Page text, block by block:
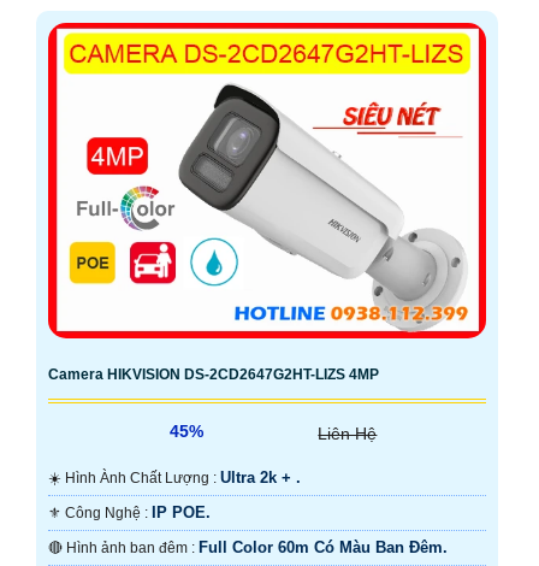
Camera HIKVISION DS-2CD2647G2HT-LIZS 4MP
45% Liên Hệ
☀️ Hình Ành Chất Lượng : Ultra 2k + .
⚜️ Công Nghệ : IP POE.
🔴 Hình ảnh ban đêm : Full Color 60m Có Màu Ban Ðêm.